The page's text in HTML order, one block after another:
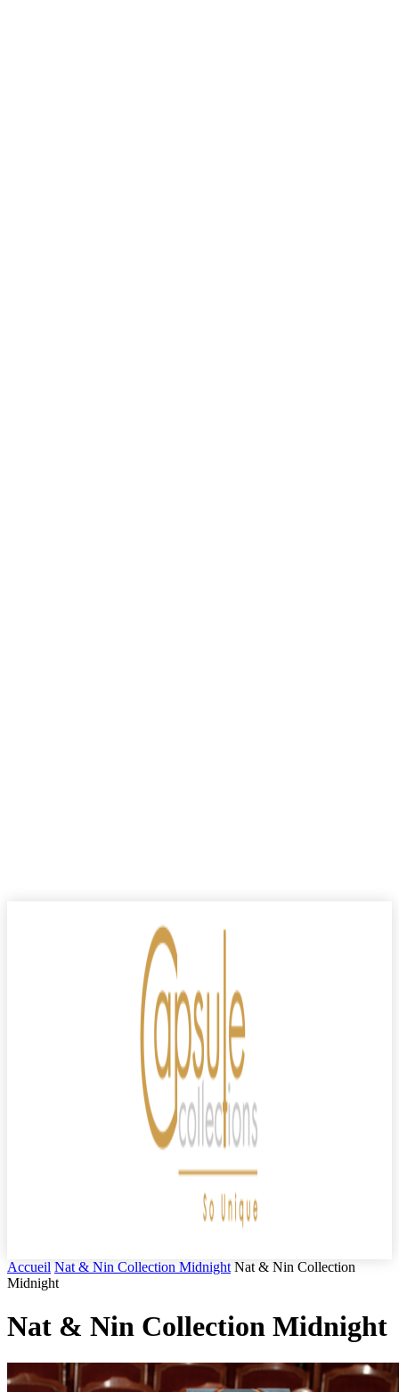
Accueil Nat & Nin Collection Midnight Nat & Nin Collection
Midnight
Nat & Nin Collection Midnight